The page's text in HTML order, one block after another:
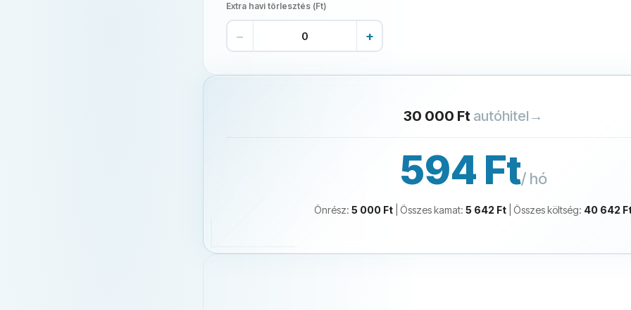
Extra havi törlesztés (Ft)
− +
30 000 Ft autóhitel →
594 Ft/ hó
Önrész: 5 000 Ft Összes kamat: 5 642 Ft Összes költség: 40 642